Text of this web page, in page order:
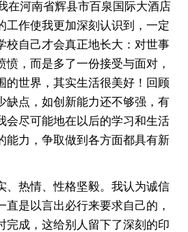
在河南省辉县市百泉国际大酒店
工作使我更加深刻认识到，一定
校自己才会真正地长大：对世事
愤，而是多了一份接受与面对，
的世界，其实生活很美好！回顾
缺点，如创新能力还不够强，有
会尽可能地在以后的学习和生活
能力，争取做到各方面都具有新
、热情、性格坚毅。我认为诚信
直是以言出必行来要求自己的，
完成，这给别人留下了深刻的印